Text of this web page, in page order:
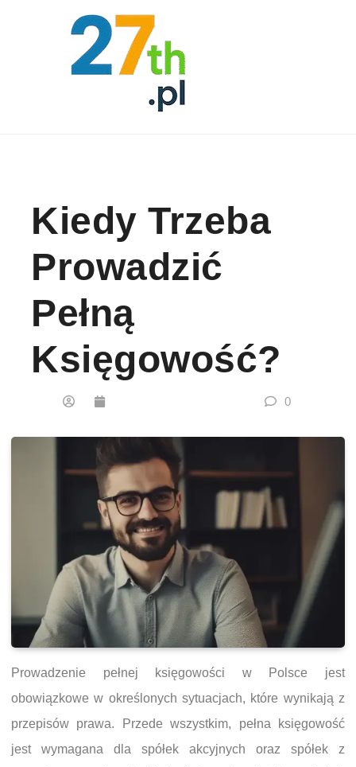
Kiedy Trzeba
Prowadzić
Pełną
Księgowość?
0
Prowadzenie pełnej księgowości w Polsce jest
obowiązkowe w określonych sytuacjach, które wynikają z
przepisów prawa. Przede wszystkim, pełna księgowość
jest wymagana dla spółek akcyjnych oraz spółek z